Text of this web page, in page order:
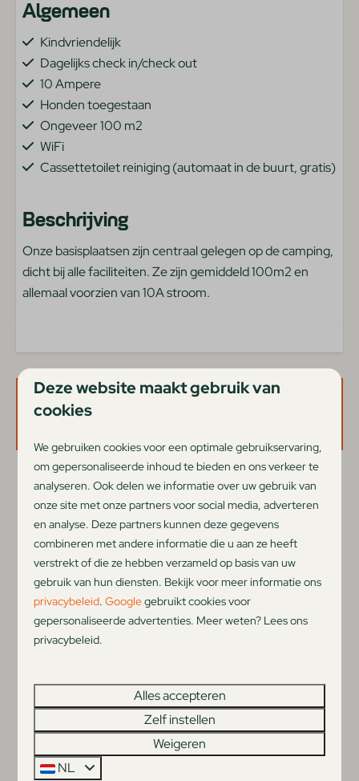
Algemeen
Kindvriendelijk
Dagelijks check in/check out
10 Ampere
Honden toegestaan
Ongeveer 100 m2
WiFi
Cassettetoilet reiniging (automaat in de buurt, gratis)
Beschrijving
Onze basisplaatsen zijn centraal gelegen op de camping,
dicht bij alle faciliteiten. Ze zijn gemiddeld 100m2 en
allemaal voorzien van 10A stroom.
Beschikbaarheid en prijs
2 gasten
09-08-2026 10-08-2026
8 aug
9 aug
10 aug
1 nacht
— € 71 € 71
— —
4 nachten — — —
5 nachten
Deze website maakt gebruik van
cookies
We gebruiken cookies voor een optimale gebruikservaring,
om gepersonaliseerde inhoud te bieden en ons verkeer te
analyseren. Ook delen we informatie over uw gebruik van
onze site met onze partners voor social media, adverteren
en analyse. Deze partners kunnen deze gegevens
combineren met andere informatie die u aan ze heeft
verstrekt of die ze hebben verzameld op basis van uw
gebruik van hun diensten. Bekijk voor meer informatie ons
privacybeleid.Googlegebruikt cookies voor
gepersonaliseerde advertenties. Meer weten? Lees ons
privacybeleid.
Alles accepteren
Zelf instellen
Weigeren
NL